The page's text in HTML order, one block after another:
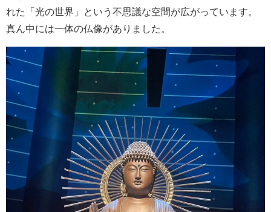
れた「光の世界」という不思議な空間が広がっています。
真ん中には一体の仏像がありました。